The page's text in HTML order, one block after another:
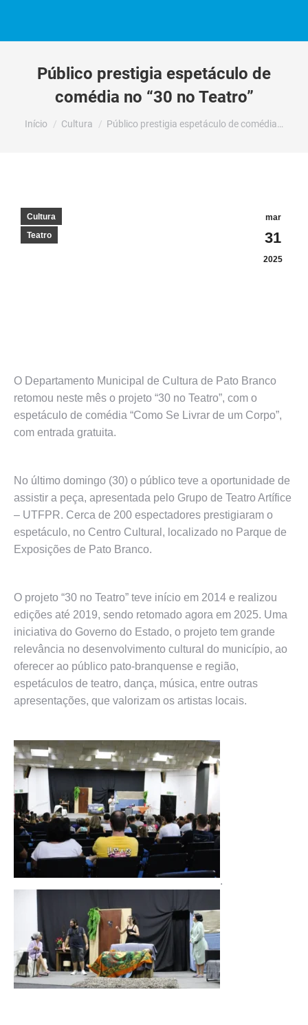
Público prestigia espetáculo de
comédia no “30 no Teatro”
Você está aqui:
Início Cultura Público prestigia espetáculo de comédia…
mar
31
2025
Cultura
Teatro
O Departamento Municipal de Cultura de Pato Branco
retomou neste mês o projeto “30 no Teatro”, com o
espetáculo de comédia “Como Se Livrar de um Corpo”,
com entrada gratuita.
No último domingo (30) o público teve a oportunidade de
assistir a peça, apresentada pelo Grupo de Teatro Artífice
– UTFPR. Cerca de 200 espectadores prestigiaram o
espetáculo, no Centro Cultural, localizado no Parque de
Exposições de Pato Branco.
O projeto “30 no Teatro” teve início em 2014 e realizou
edições até 2019, sendo retomado agora em 2025. Uma
iniciativa do Governo do Estado, o projeto tem grande
relevância no desenvolvimento cultural do município, ao
oferecer ao público pato-branquense e região,
espetáculos de teatro, dança, música, entre outras
apresentações, que valorizam os artistas locais.
.